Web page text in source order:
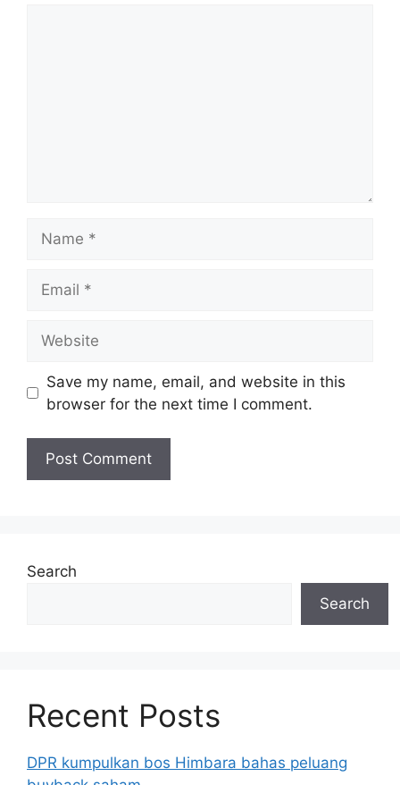
Save my name, email, and website in this
browser for the next time I comment.
Search
Search
Recent Posts
DPR kumpulkan bos Himbara bahas peluang